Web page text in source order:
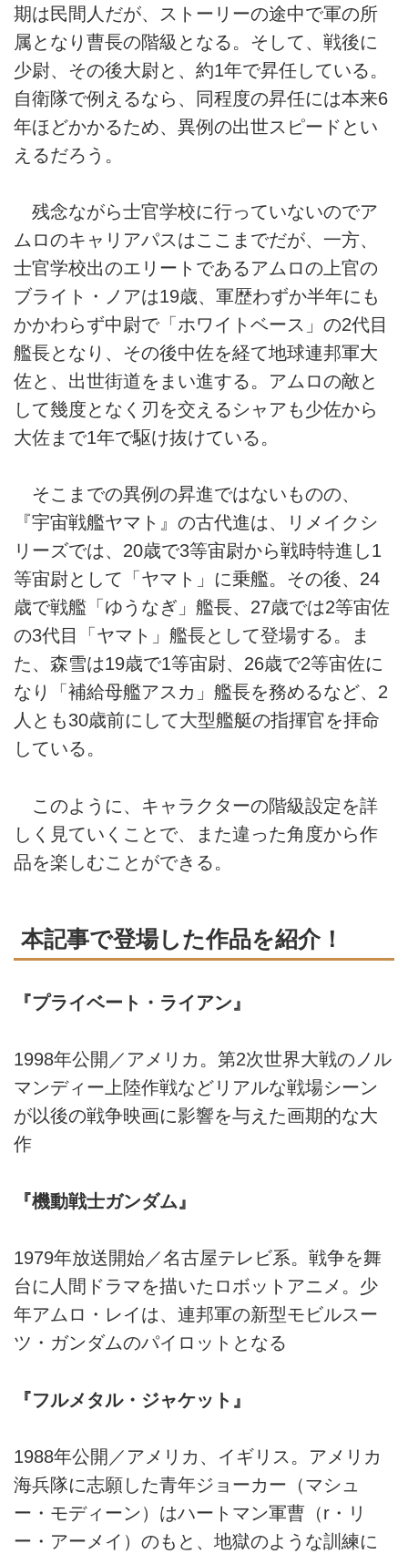
期は民間人だが、ストーリーの途中で軍の所
属となり曹長の階級となる。そして、戦後に
少尉、その後大尉と、約1年で昇任している。
自衛隊で例えるなら、同程度の昇任には本来6
年ほどかかるため、異例の出世スピードとい
えるだろう。
残念ながら士官学校に行っていないのでア
ムロのキャリアパスはここまでだが、一方、
士官学校出のエリートであるアムロの上官の
ブライト・ノアは19歳、軍歴わずか半年にも
かかわらず中尉で「ホワイトベース」の2代目
艦長となり、その後中佐を経て地球連邦軍大
佐と、出世街道をまい進する。アムロの敵と
して幾度となく刃を交えるシャアも少佐から
大佐まで1年で駆け抜けている。
そこまでの異例の昇進ではないものの、
『宇宙戦艦ヤマト』の古代進は、リメイクシ
リーズでは、20歳で3等宙尉から戦時特進し1
等宙尉として「ヤマト」に乗艦。その後、24
歳で戦艦「ゆうなぎ」艦長、27歳では2等宙佐
の3代目「ヤマト」艦長として登場する。ま
た、森雪は19歳で1等宙尉、26歳で2等宙佐に
なり「補給母艦アスカ」艦長を務めるなど、2
人とも30歳前にして大型艦艇の指揮官を拝命
している。
このように、キャラクターの階級設定を詳
しく見ていくことで、また違った角度から作
品を楽しむことができる。
本記事で登場した作品を紹介！
『プライベート・ライアン』
1998年公開／アメリカ。第2次世界大戦のノル
マンディー上陸作戦などリアルな戦場シーン
が以後の戦争映画に影響を与えた画期的な大
作
『機動戦士ガンダム』
1979年放送開始／名古屋テレビ系。戦争を舞
台に人間ドラマを描いたロボットアニメ。少
年アムロ・レイは、連邦軍の新型モビルスー
ツ・ガンダムのパイロットとなる
『フルメタル・ジャケット』
1988年公開／アメリカ、イギリス。アメリカ
海兵隊に志願した青年ジョーカー（マシュ
ー・モディーン）はハートマン軍曹（r・リ
ー・アーメイ）のもと、地獄のような訓練に